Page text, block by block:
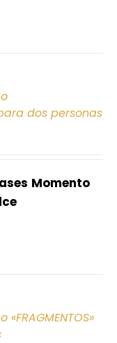
para dos personas
Momento